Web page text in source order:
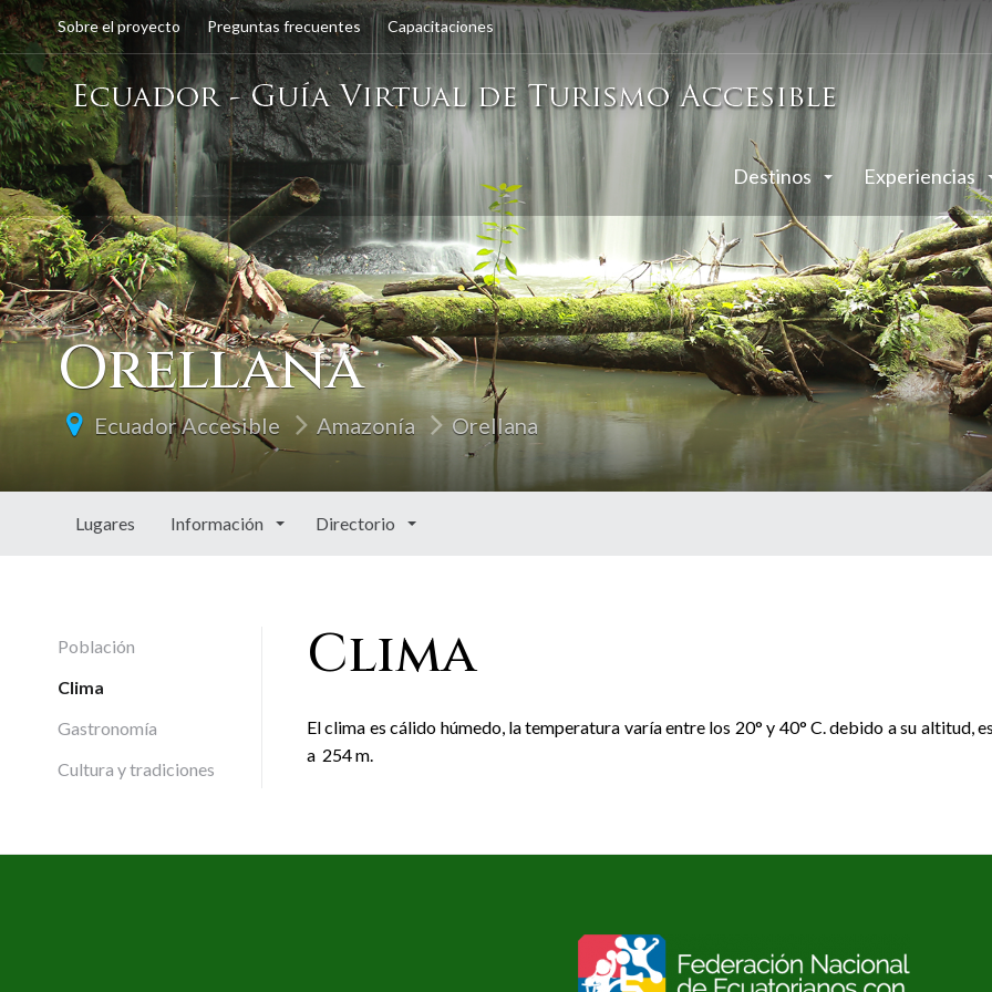
Sobre el proyecto Preguntas frecuentes Capacitaciones
Destinos Experiencias
Orellana
Ecuador Accesible Amazonía Orellana
Lugares Información Directorio
Población
Clima
Gastronomía
Cultura y tradiciones
Clima
El clima es cálido húmedo, la temperatura varía entre los 20° y 40° C. debido a su altitud,
a 254 m.